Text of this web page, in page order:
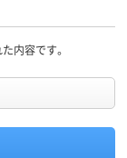
内容です。